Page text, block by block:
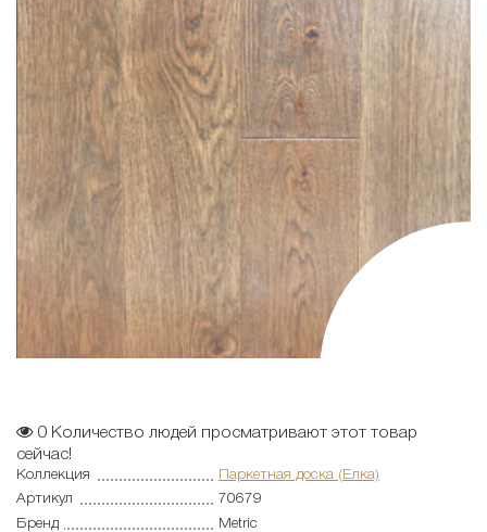
0 Количество людей просматривают этот товар
сейчас!
Коллекция
Паркетная доска (Елка)
Артикул
70679
Бренд
Metric